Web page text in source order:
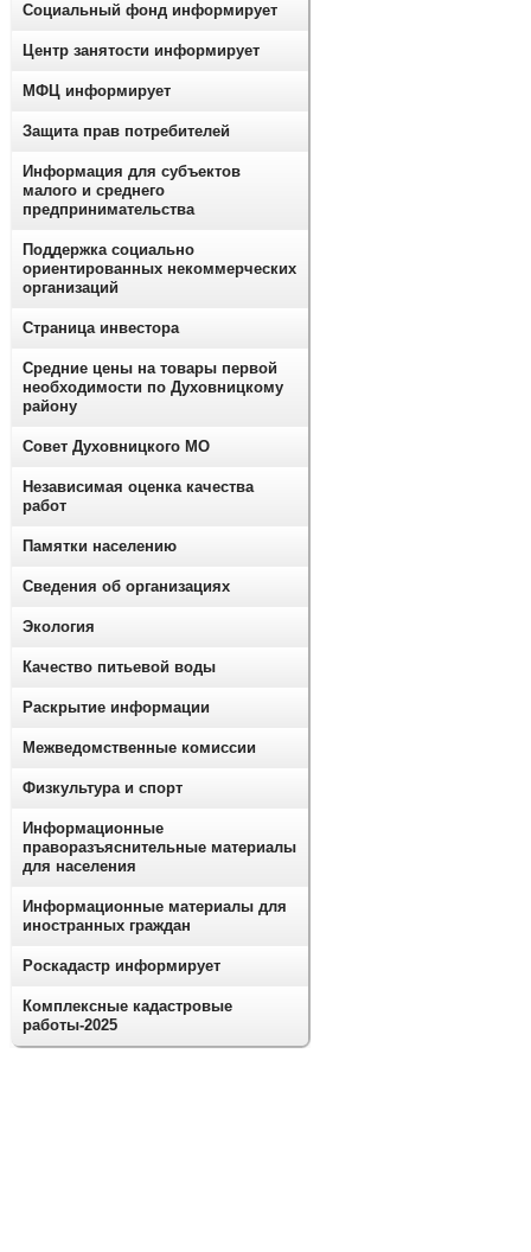
Социальный фонд информирует
Центр занятости информирует
МФЦ информирует
Защита прав потребителей
Информация для субъектов
малого и среднего
предпринимательства
Поддержка социально
ориентированных некоммерческих
организаций
Страница инвестора
Средние цены на товары первой
необходимости по Духовницкому
району
Совет Духовницкого МО
Независимая оценка качества
работ
Памятки населению
Сведения об организациях
Экология
Качество питьевой воды
Раскрытие информации
Межведомственные комиссии
Физкультура и спорт
Информационные
праворазъяснительные материалы
для населения
Информационные материалы для
иностранных граждан
Роскадастр информирует
Комплексные кадастровые
работы-2025